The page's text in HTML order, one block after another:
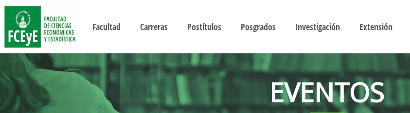
Facultad Carreras Postítulos Posgrados Investigación Extensión
EVENTOS